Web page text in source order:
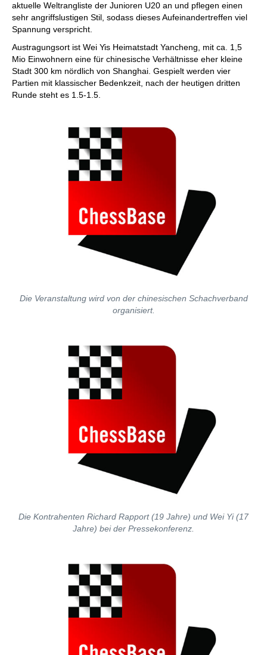
aktuelle Weltrangliste der Junioren U20 an und pflegen einen
sehr angriffslustigen Stil, sodass dieses Aufeinandertreffen viel
Spannung verspricht.
Austragungsort ist Wei Yis Heimatstadt Yancheng, mit ca. 1,5
Mio Einwohnern eine für chinesische Verhältnisse eher kleine
Stadt 300 km nördlich von Shanghai. Gespielt werden vier
Partien mit klassischer Bedenkzeit, nach der heutigen dritten
Runde steht es 1.5-1.5.
Die Veranstaltung wird von der chinesischen Schachverband
organisiert.
Die Kontrahenten Richard Rapport (19 Jahre) und Wei Yi (17
Jahre) bei der Pressekonferenz.